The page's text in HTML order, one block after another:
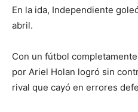
En la ida, Independiente
abril.
Con un fútbol
por Ariel Holan logró sin
rival que cayó en errores